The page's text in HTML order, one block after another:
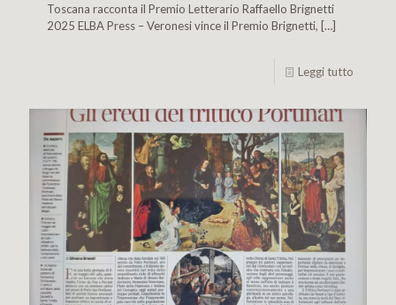
Toscana racconta il Premio Letterario Raffaello Brignetti
2025 ELBA Press – Veronesi vince il Premio Brignetti, […]
Leggi tutto